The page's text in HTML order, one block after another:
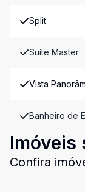
Split
Suíte Master
Vista
Banheiro de
Imóveis
Confira